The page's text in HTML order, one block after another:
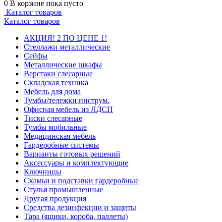
0 В корзине пока пусто
Каталог товаров
Каталог товаров
АКЦИЯ! 2 ПО ЦЕНЕ 1!
Стеллажи металлические
Сейфы
Металлические шкафы
Верстаки слесарные
Складская техника
Мебель для дома
Тумбы/тележки инструм.
Офисная мебель из ЛДСП
Тиски слесарные
Тумбы мобильные
Медицинская мебель
Гардеробные системы
Варианты готовых решений
Аксессуары и комплектующие
Ключницы
Скамьи и подставки гардеробные
Стулья промышленные
Другая продукция
Средства дезинфекции и защиты
Тара (ящики, короба, паллеты)